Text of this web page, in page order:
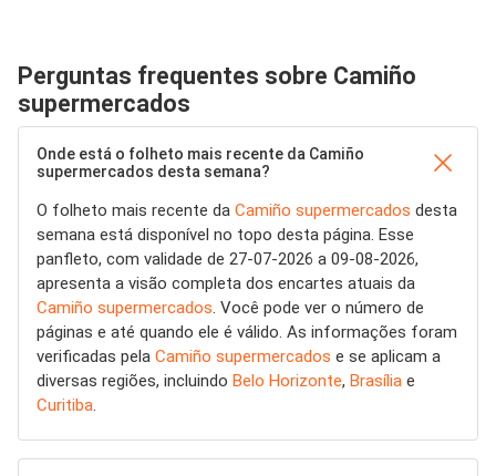
Perguntas frequentes sobre Camiño
supermercados
Onde está o folheto mais recente da Camiño
supermercados desta semana?
O folheto mais recente da Camiño supermercados desta
semana está disponível no topo desta página. Esse
panfleto, com validade de 27-07-2026 a 09-08-2026,
apresenta a visão completa dos encartes atuais da
Camiño supermercados. Você pode ver o número de
páginas e até quando ele é válido. As informações foram
verificadas pela Camiño supermercados e se aplicam a
diversas regiões, incluindo Belo Horizonte, Brasília e
Curitiba.